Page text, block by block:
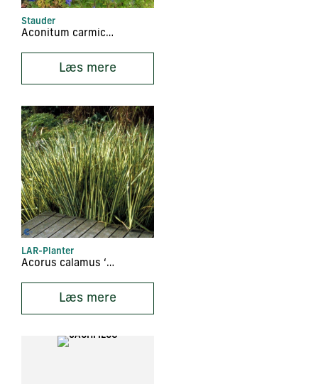
Stauder
Aconitum carmichaelii ‘Arendsii’
Læs mere
LAR-Planter
Acorus calamus ‘Variegatus’
Læs mere